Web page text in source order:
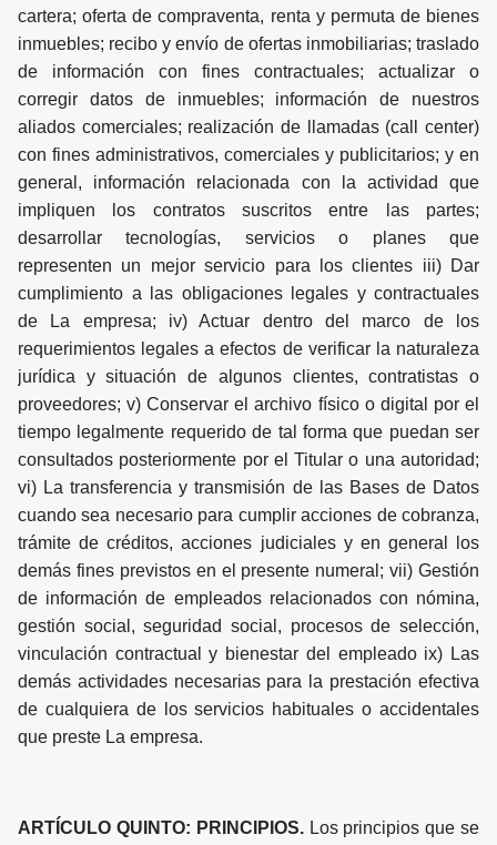
cartera; oferta de compraventa, renta y permuta de bienes
inmuebles; recibo y envío de ofertas inmobiliarias; traslado
de información con fines contractuales; actualizar o
corregir datos de inmuebles; información de nuestros
aliados comerciales; realización de llamadas (call center)
con fines administrativos, comerciales y publicitarios; y en
general, información relacionada con la actividad que
impliquen los contratos suscritos entre las partes;
desarrollar tecnologías, servicios o planes que
representen un mejor servicio para los clientes iii) Dar
cumplimiento a las obligaciones legales y contractuales
de La empresa; iv) Actuar dentro del marco de los
requerimientos legales a efectos de verificar la naturaleza
jurídica y situación de algunos clientes, contratistas o
proveedores; v) Conservar el archivo físico o digital por el
tiempo legalmente requerido de tal forma que puedan ser
consultados posteriormente por el Titular o una autoridad;
vi) La transferencia y transmisión de las Bases de Datos
cuando sea necesario para cumplir acciones de cobranza,
trámite de créditos, acciones judiciales y en general los
demás fines previstos en el presente numeral; vii) Gestión
de información de empleados relacionados con nómina,
gestión social, seguridad social, procesos de selección,
vinculación contractual y bienestar del empleado ix) Las
demás actividades necesarias para la prestación efectiva
de cualquiera de los servicios habituales o accidentales
que preste La empresa.
ARTÍCULO QUINTO: PRINCIPIOS.Los principios que se